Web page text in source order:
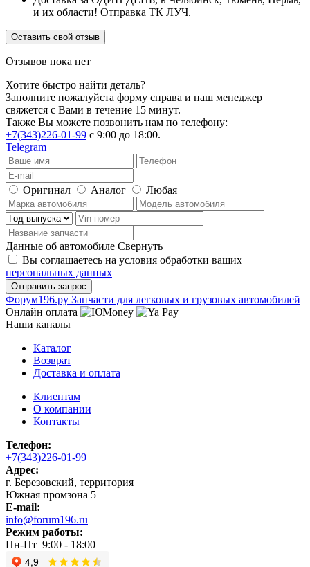
и их области! Отправка ТК ЛУЧ.
Оставить свой отзыв
Отзывов пока нет
Хотите быстро найти деталь?
Заполните пожалуйста форму справа и наш менеджер
свяжется с Вами в течение 15 минут.
Также Вы можете позвонить нам по телефону:
+7(343)226-01-99 с 9:00 до 18:00.
Telegram
Оригинал Аналог Любая
Данные об автомобиле Свернуть
Вы соглашаетесь на условия обработки ваших
персональных данных
Фoрум196.ру Запчасти для легковых и грузовых автомобилей
Онлайн оплата
Наши каналы
Каталог
Возврат
Доставка и оплата
Клиентам
О компании
Контакты
Телефон:
+7(343)226-01-99
Адрес:
г. Березовский, территория
Южная промзона 5
E-mail:
info@forum196.ru
Режим работы:
Пн-Пт 9:00 - 18:00